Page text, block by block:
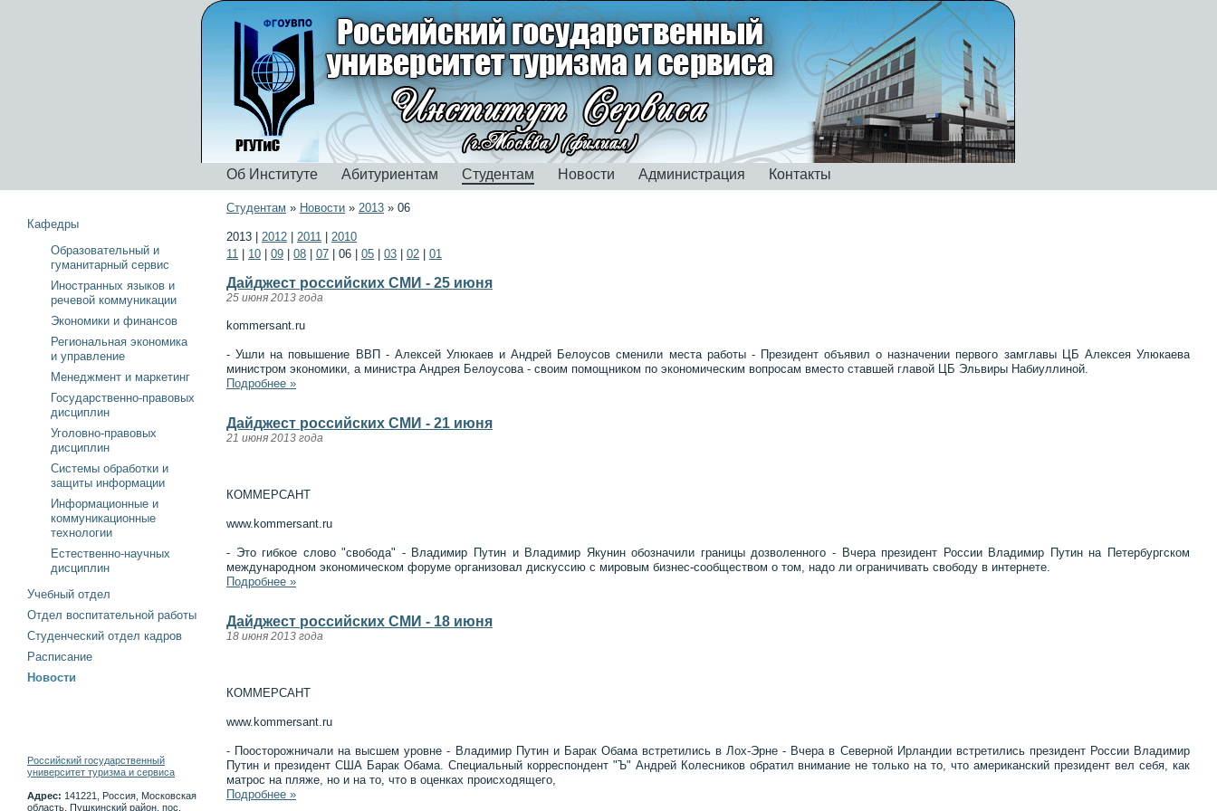
Об Институте Абитуриентам Студентам Новости Администрация Контакты
Студентам » Новости » 2013 » 06
2013 2012 2011
2010
11
10 09 08 07 06 05 03 02 01
Дайджест российских СМИ - 25 июня
25 июня 2013 года
kommersant.ru
- Ушли на повышение ВВП - Алексей Улюкаев и Андрей Белоусов сменили места работы - Президент объявил о назначении первого замглавы ЦБ Алексея Улюкаева
министром экономики, а министра Андрея Белоусова - своим помощником по экономическим вопросам вместо ставшей главой ЦБ Эльвиры Набиуллиной.
Подробнее »
Дайджест российских СМИ - 21 июня
21 июня 2013 года
КОММЕРСАНТ
www.kommersant.ru
- Это гибкое слово "свобода" - Владимир Путин и Владимир Якунин обозначили границы дозволенного - Вчера президент России Владимир Путин на Петербургском
международном экономическом форуме организовал дискуссию с мировым бизнес-сообществом о том, надо ли ограничивать свободу в интернете.
Подробнее »
Дайджест российских СМИ - 18 июня
18 июня 2013 года
КОММЕРСАНТ
www.kommersant.ru
- Поосторожничали на высшем уровне - Владимир Путин и Барак Обама встретились в Лох-Эрне - Вчера в Северной Ирландии встретились президент России Владимир
Путин и президент США Барак Обама. Специальный корреспондент "Ъ" Андрей Колесников обратил внимание не только на то, что американский президент вел себя, как
матрос на пляже, но и на то, что в оценках происходящего,
Подробнее »
Кафедры
Образовательный и
гуманитарный сервис
Иностранных языков и
речевой коммуникации
Экономики и финансов
Региональная экономика
и управление
Менеджмент и маркетинг
Государственно-правовых
дисциплин
Уголовно-правовых
дисциплин
Системы обработки и
защиты информации
Информационные и
коммуникационные
технологии
Естественно-научных
дисциплин
Учебный отдел
Отдел воспитательной работы
Студенческий отдел кадров
Расписание
Новости
Российский государственный
университет туризма и сервиса
Адрес: 141221, Россия, Московская
область, Пушкинский район, пос.